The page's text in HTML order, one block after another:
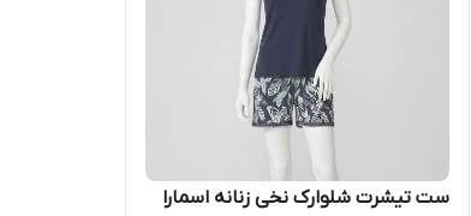
ست تیشرت شلوارک نخی زنانه اسمارا